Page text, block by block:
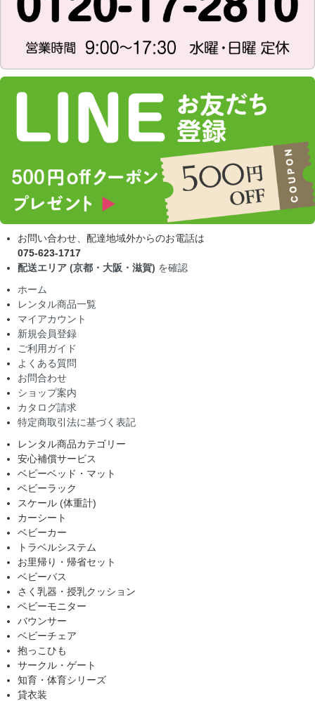
お問い合わせ、配達地域外からのお電話は
075-623-1717
配送エリア (京都・大阪・滋賀) を確認
ホーム
レンタル商品一覧
マイアカウント
新規会員登録
ご利用ガイド
よくある質問
お問合わせ
ショップ案内
カタログ請求
特定商取引法に基づく表記
レンタル商品カテゴリー
安心補償サービス
ベビーベッド・マット
ベビーラック
スケール (体重計)
カーシート
ベビーカー
トラベルシステム
お里帰り・帰省セット
ベビーバス
さく乳器・授乳クッション
ベビーモニター
バウンサー
ベビーチェア
抱っこひも
サークル・ゲート
知育・体育シリーズ
貸衣装